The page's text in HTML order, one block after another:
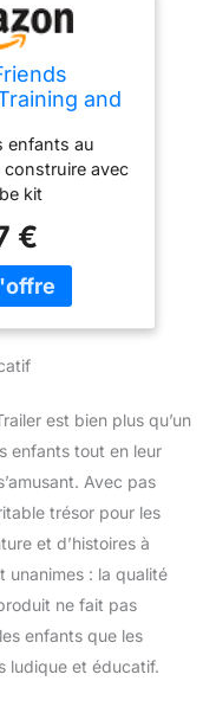
and
Stephanie
et 2
; nouveau
pièces),
taille
enfants au
construire avec
kit
de
pour
jeux de rôle
une
voiture avec
et des
de jouer . Le
LEGO
livré avec un
Les
utiliser
€
est bien plus qu’un
enfants tout en leur
Avec pas
trésor pour les
et d’histoires à
unanimes : la qualité
ne fait pas
enfants que les
ludique et éducatif.